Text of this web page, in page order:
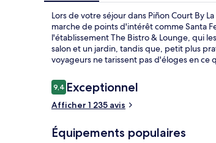
Lors de votre séjour dans Piñon Court By
marche de points d'intérêt comme Santa
l'établissement The Bistro & Lounge, qui
salon et un jardin, tandis que, petit plus
voyageurs ne tarissent pas d'éloges en
Avis
voyageurs
9,49,4 sur 10
Exceptionnel
Afficher 1 235 avis
Équipements populaires